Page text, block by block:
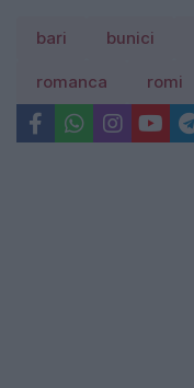
bari bunici
romanca romi